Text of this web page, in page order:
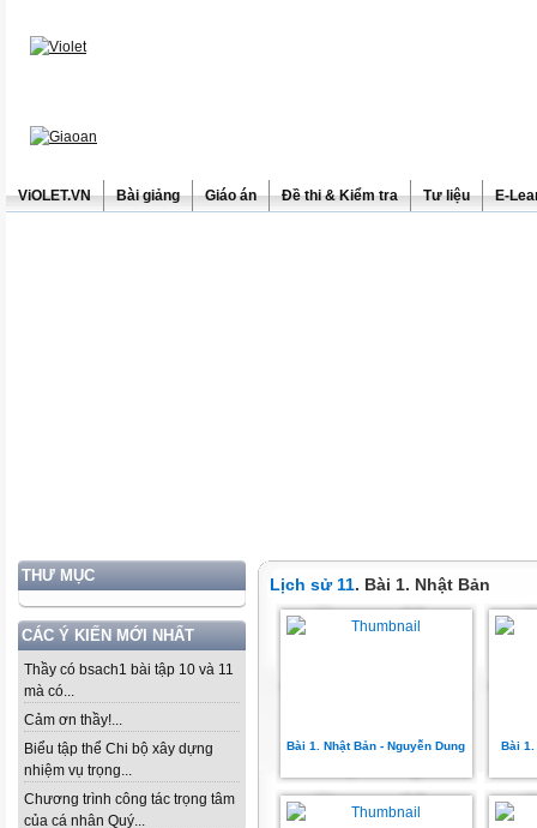
ViOLET.VN Bài giảng Giáo án Đề thi & Kiểm tra Tư liệu E-
THƯ MỤC
CÁC Ý KIẾN MỚI NHẤT
Thầy có bsach1 bài tập 10 và 11
mà có...
Cảm ơn thầy!...
Biểu tập thể Chi bộ xây dựng
nhiệm vụ trọng...
Chương trình công tác trọng tâm
của cá nhân Quý...
Lịch sử 11. Bài 1. Nhật Bản
Bài 1. Nhật Bản - Nguyễn Dung Bài 1.